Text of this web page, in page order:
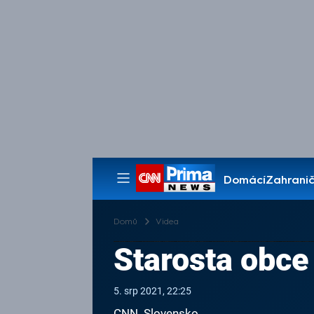
Domácí
Pořady
Domů Videa
Starosta
5. srp 2021, 22:25